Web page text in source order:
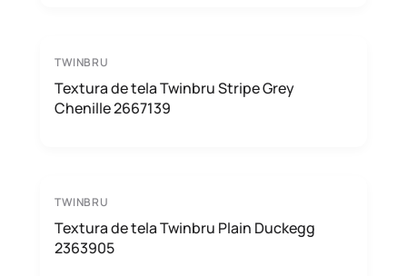
TWINBRU
Textura de tela Twinbru Stripe Grey
Chenille 2667139
TWINBRU
Textura de tela Twinbru Plain Duckegg
2363905